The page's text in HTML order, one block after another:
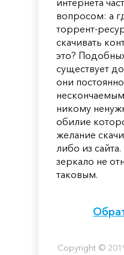
вопросом: а
торрент-
скачивать
это?
существует
они
никому
обилие
желание
либо из
зеркало не
таковым.
Copyright ©